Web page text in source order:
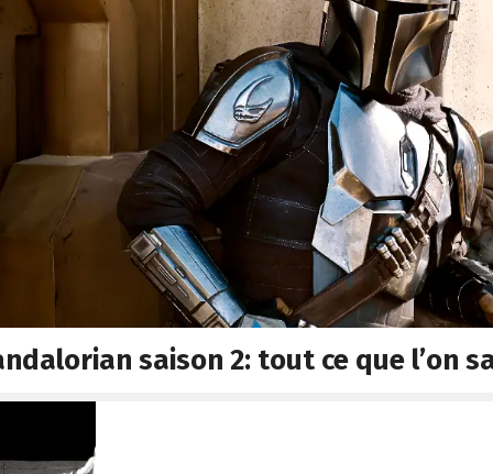
saison 2: tout ce que l’on